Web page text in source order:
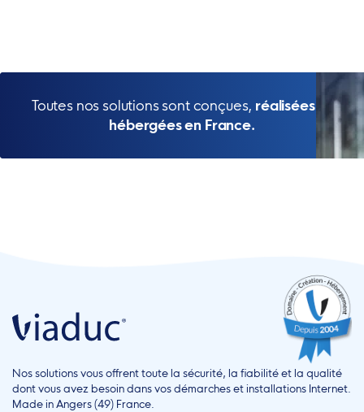
Toutes nos solutions sont conçues, réalisées et
hébergées en France.
Nos solutions vous offrent toute la sécurité, la fiabilité et la qualité
dont vous avez besoin dans vos démarches et installations Internet.
Made in Angers (49) France.